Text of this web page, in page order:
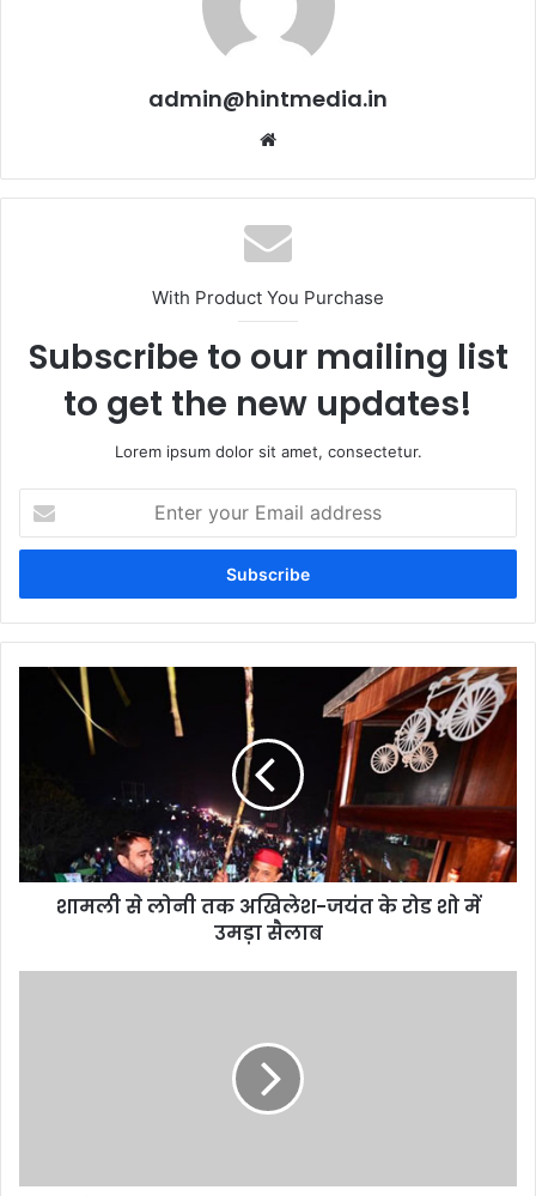
admin@hintmedia.in
With Product You Purchase
Subscribe to our mailing list
to get the new updates!
Lorem ipsum dolor sit amet, consectetur.
your
Email
शामली से लोनी तक अखिलेश-जयंत के रोड शो में
उमड़ा सैलाब